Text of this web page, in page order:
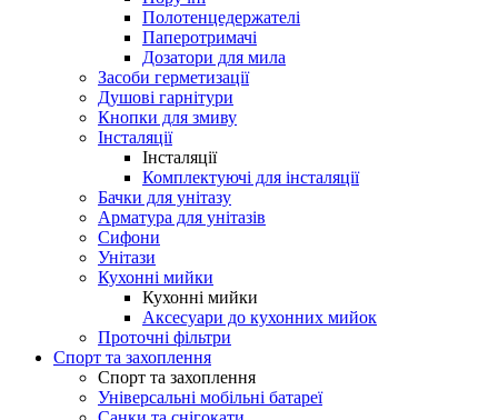
Полотенцедержателі
Паперотримачі
Дозатори для мила
Засоби герметизації
Душові гарнітури
Кнопки для змиву
Інсталяції
Інсталяції
Комплектуючі для інсталяції
Бачки для унітазу
Арматура для унітазів
Сифони
Унітази
Кухонні мийки
Кухонні мийки
Аксесуари до кухонних мийок
Проточні фільтри
Спорт та захоплення
Спорт та захоплення
Універсальні мобільні батареї